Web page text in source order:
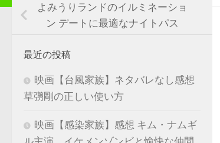
よみうりランドのイルミネーショ
ン デートに最適なナイトパス
最近の投稿
映画【台風家族】ネタバレなし感想
草彅剛の正しい使い方
映画【感染家族】感想 キム・ナムギ